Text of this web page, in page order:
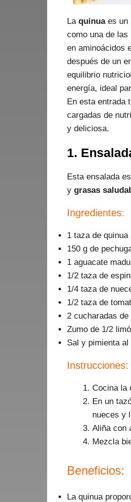
La quinuaes un
como una de
en aminoácidos
después de un
equilibrio
energía, ideal
En esta entrada
cargadas de
y deliciosa.
1.
Esta ensalada
y grasas
Ingredientes:
1 taza de quinua
150 g de
1 aguacate
1/2 taza de
1/4 taza de
1/2 taza de
2 cucharadas
Zumo de 1/2
Sal y pimienta al
Instrucciones:
Cocina la
En un
nueces y
Aliña con
Mezcla
Beneficios:
La quinua